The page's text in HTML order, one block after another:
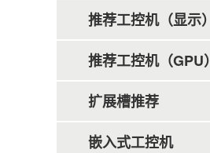
推荐工控机（显示）
推荐工控机（GPU）
扩展槽推荐
嵌入式工控机